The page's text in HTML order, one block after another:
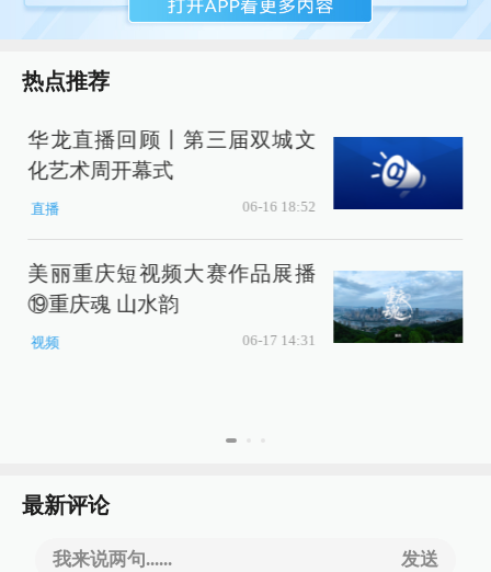
热点推荐
华龙直播回顾丨第三届双城文
化艺术周开幕式
直播 06-16 18:52
美丽重庆短视频大赛作品展播
⑲重庆魂 山水韵
视频 06-17 14:31
最新评论
我来说两句...... 发送